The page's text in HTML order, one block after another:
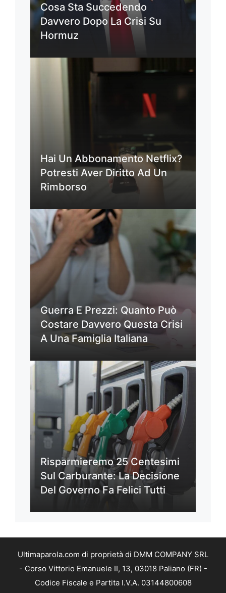
Cosa Sta Succedendo
Davvero Dopo La Crisi Su
Hormuz
Hai Un Abbonamento Netflix?
Potresti Aver Diritto Ad Un
Rimborso
Guerra E Prezzi: Quanto Può
Costare Davvero Questa Crisi
A Una Famiglia Italiana
Risparmieremo 25 Centesimi
Sul Carburante: La Decisione
Del Governo Fa Felici Tutti
Ultimaparola.com di proprietà di DMM COMPANY SRL
- Corso Vittorio Emanuele II, 13, 03018 Paliano (FR) -
Codice Fiscale e Partita I.V.A. 03144800608